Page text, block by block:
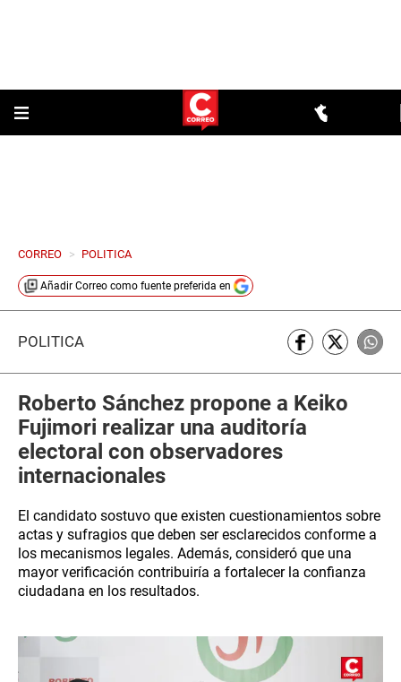
CORREO > POLITICA
Añadir Correo como fuente preferida en
POLÍTICA
Roberto Sánchez propone a Keiko
Fujimori realizar una auditoría
electoral con observadores
internacionales
El candidato sostuvo que existen cuestionamientos sobre
actas y sufragios que deben ser esclarecidos conforme a
los mecanismos legales. Además, consideró que una
mayor verificación contribuiría a fortalecer la confianza
ciudadana en los resultados.